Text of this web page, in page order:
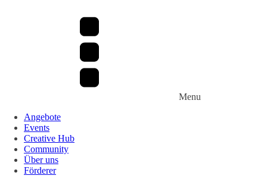
Menu
Angebote
Events
Creative Hub
Community
Über uns
Förderer